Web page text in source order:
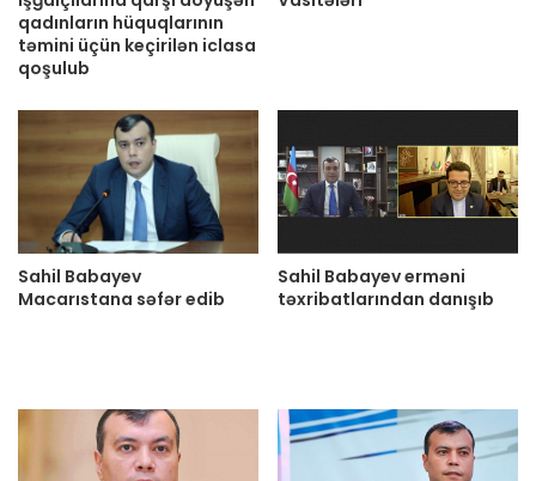
qadınların hüquqlarının
təmini üçün keçirilən iclasa
qoşulub
Sahil Babayev
Macarıstana səfər edib
Sahil Babayev erməni
təxribatlarından danışıb